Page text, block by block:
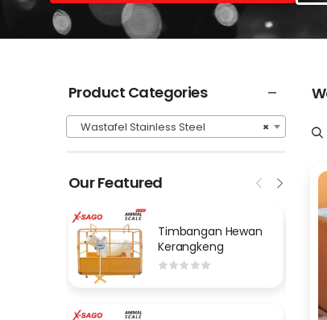
Product Categories
×
Wastafel Stainless Steel
Our Featured
Timbangan Hewan
Kerangkeng